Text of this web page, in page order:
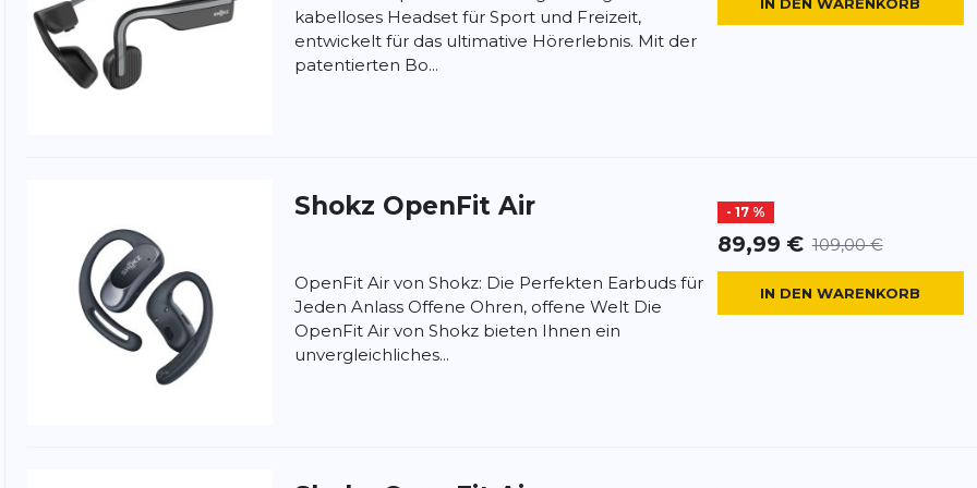
undNutzungsbedingungen
kabelloses Headset für Sport und Freizeit,
entwickelt für das ultimative Hörerlebnis. Mit der
patentierten Bo...
IN DEN WARENKORB
Shokz OpenFit Air - 17 %
89,99 € 109,00 €
OpenFit Air von Shokz: Die Perfekten Earbuds für
Jeden Anlass Offene Ohren, offene Welt Die
OpenFit Air von Shokz bieten Ihnen ein
unvergleichliches...
IN DEN WARENKORB